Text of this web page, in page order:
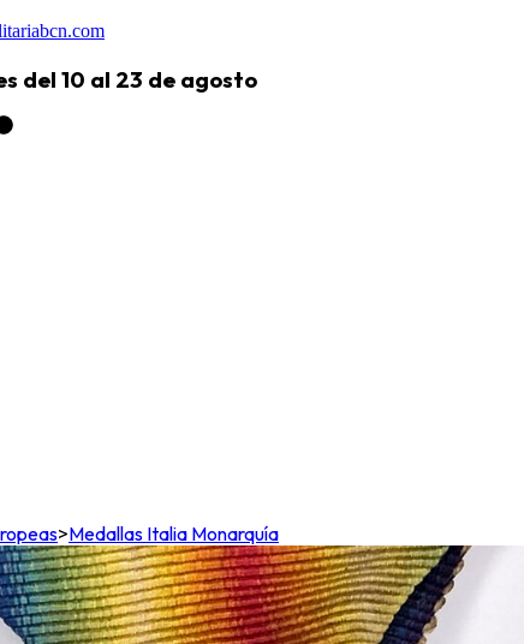
del 10 al 23 de agosto
>Medallas Italia Monarquía